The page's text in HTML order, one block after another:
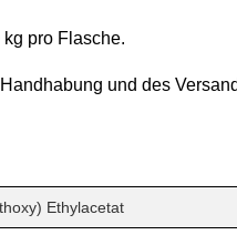
pro Flasche.
und des
Ethylacetat